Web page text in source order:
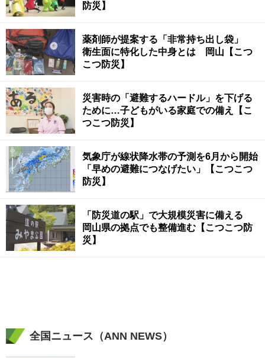
防災】
薬剤師が提案する「非常持ち出し袋」
衛生面に特化した中身とは 岡山【こつ
こつ防災】
災害時の「避難するハードル」を下げる
ために…子どもがいる家庭での備え【こ
つこつ防災】
気象庁が線状降水帯の予測を6月から開始
「早めの避難につなげたい」【こつこつ
防災】
「防災道の駅」で大規模災害に備える
岡山県の拠点でも整備進む【こつこつ防
災】
全国ニュース（ANN NEWS）